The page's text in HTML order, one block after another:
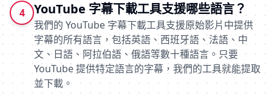
4 YouTube 字幕下載工具支援哪些語言？
我們的 YouTube 字幕下載工具支援原始影片中提供
字幕的所有語言，包括英語、西班牙語、法語、中
文、日語、阿拉伯語、俄語等數十種語言。只要
YouTube 提供特定語言的字幕，我們的工具就能提取
並下載。